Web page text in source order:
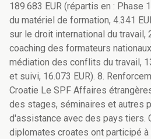
189.683 EUR (répartis en : Phase
du matériel de formation, 4.341
sur le droit international du travail,
coaching des formateurs
médiation des conflits du travail,
et suivi, 16.073 EUR). 8.
Croatie Le SPF Affaires
des stages, séminaires et autres
d'assistance avec des pays tiers.
diplomates croates ont participé à